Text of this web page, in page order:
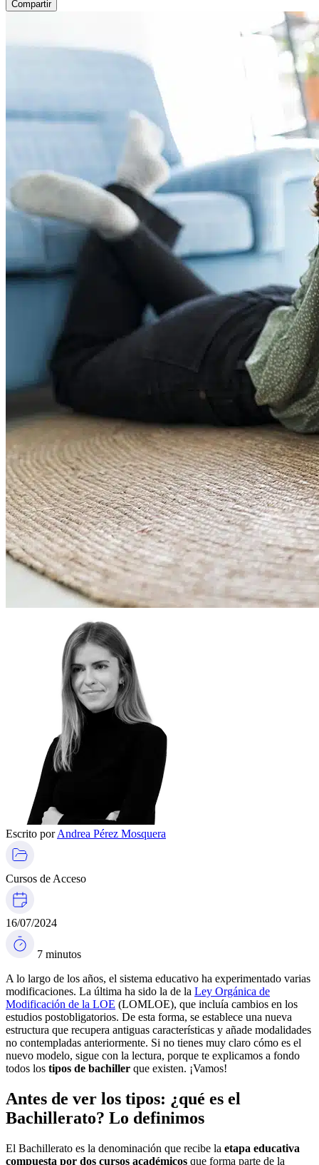
Compartir
Escrito porAndrea Pérez Mosquera
Cursos de Acceso
16/07/2024
7 minutos
A lo largo de los años, el sistema educativo ha experimentado varias
modificaciones. La última ha sido la de la Ley Orgánica de
Modificación de la LOE (LOMLOE), que incluía cambios en los
estudios postobligatorios. De esta forma, se establece una nueva
estructura que recupera antiguas características y añade modalidades
no contempladas anteriormente. Si no tienes muy claro cómo es el
nuevo modelo, sigue con la lectura, porque te explicamos a fondo
todos los tipos de bachiller que existen. ¡Vamos!
Antes de ver los tipos: ¿qué es el
Bachillerato? Lo definimos
El Bachillerato es la denominación que recibe la etapa educativa
compuesta por dos cursos académicos que forma parte de la